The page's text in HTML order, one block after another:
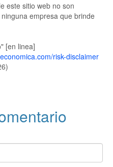
este sitio web no son
empresa que brinde
[en linea]
risk-disclaimer